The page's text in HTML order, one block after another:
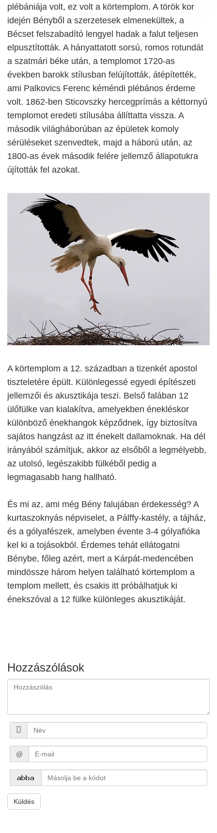
plébániája volt, ez volt a körtemplom. A török kor
idején Bényből a szerzetesek elmenekültek, a
Bécset felszabadító lengyel hadak a falut teljesen
elpusztították. A hányattatott sorsú, romos rotundát
a szatmári béke után, a templomot 1720-as
években barokk stílusban felújították, átépítették,
ami Palkovics Ferenc kéméndi plébános érdeme
volt. 1862-ben Sticovszky hercegprímás a kéttornyú
templomot eredeti stílusába állíttatta vissza. A
második világháborúban az épületek komoly
sérüléseket szenvedtek, majd a háború után, az
1800-as évek második felére jellemző állapotukra
újították fel azokat.
A körtemplom a 12. században a tizenkét apostol
tiszteletére épült. Különlegessé egyedi építészeti
jellemzői és akusztikája teszi. Belső falában 12
ülőfülke van kialakítva, amelyekben énekléskor
különböző énekhangok képződnek, így biztosítva
sajátos hangzást az itt énekelt dallamoknak. Ha dél
irányából számítjuk, akkor az elsőből a legmélyebb,
az utolsó, legészakibb fülkéből pedig a
legmagasabb hang hallható.
És mi az, ami még Bény falujában érdekesség? A
kurtaszoknyás népviselet, a Pálffy-kastély, a tájház,
és a gólyafészek, amelyben évente 3-4 gólyafióka
kel ki a tojásokból. Érdemes tehát ellátogatni
Bénybe, főleg azért, mert a Kárpát-medencében
mindössze három helyen található körtemplom a
templom mellett, és csakis itt próbálhatjuk ki
énekszóval a 12 fülke különleges akusztikáját.
Hozzászólások
@
Küldés